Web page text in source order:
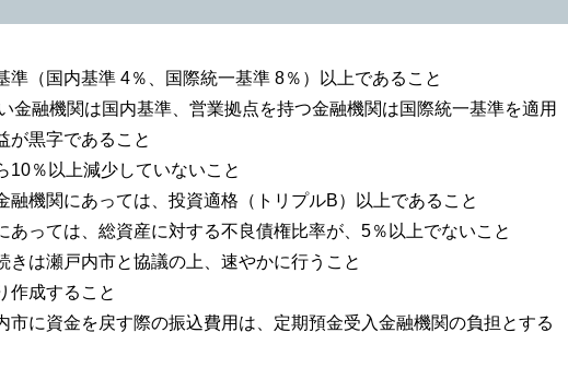
準（国内基準 4％、国際統一基準 8％）以上であること
融機関は国内基準、営業拠点を持つ金融機関は国際統一基準を適用
が黒字であること
10％以上減少していないこと
融機関にあっては、投資適格（トリプルB）以上であること
あっては、総資産に対する不良債権比率が、5％以上でないこと
きは瀬戸内市と協議の上、速やかに行うこと
作成すること
市に資金を戻す際の振込費用は、定期預金受入金融機関の負担とする